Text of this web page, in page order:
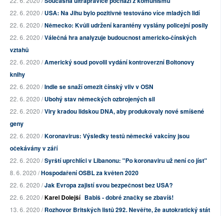
22. 6. 2020 /USA: Na Jihu bylo pozitivně testováno více mladých lidí
22. 6. 2020 /Německo: Kvůli udržení karantény vyslány policejní posily
22. 6. 2020 /Válečná hra analyzuje budoucnost americko-čínských
vztahů
22. 6. 2020 /Americký soud povolil vydání kontroverzní Boltonovy
knihy
22. 6. 2020 /Indie se snaží omezit čínský vliv v OSN
22. 6. 2020 /Ubohý stav německých ozbrojených sil
22. 6. 2020 /Viry kradou lidskou DNA, aby produkovaly nové smíšené
geny
22. 6. 2020 /Koronavirus: Výsledky testů německé vakcíny jsou
očekávány v září
22. 6. 2020 /Syrští uprchlíci v Libanonu: "Po koronaviru už není co jíst"
8. 6. 2020 /Hospodaření OSBL za květen 2020
22. 6. 2020 /Jak Evropa zajistí svou bezpečnost bez USA?
22. 6. 2020 /Karel Dolejší Babiš - dobré značky se zbavíš!
13. 6. 2020 /Rozhovor Britských listů 292. Nevěřte, že autokratický stát